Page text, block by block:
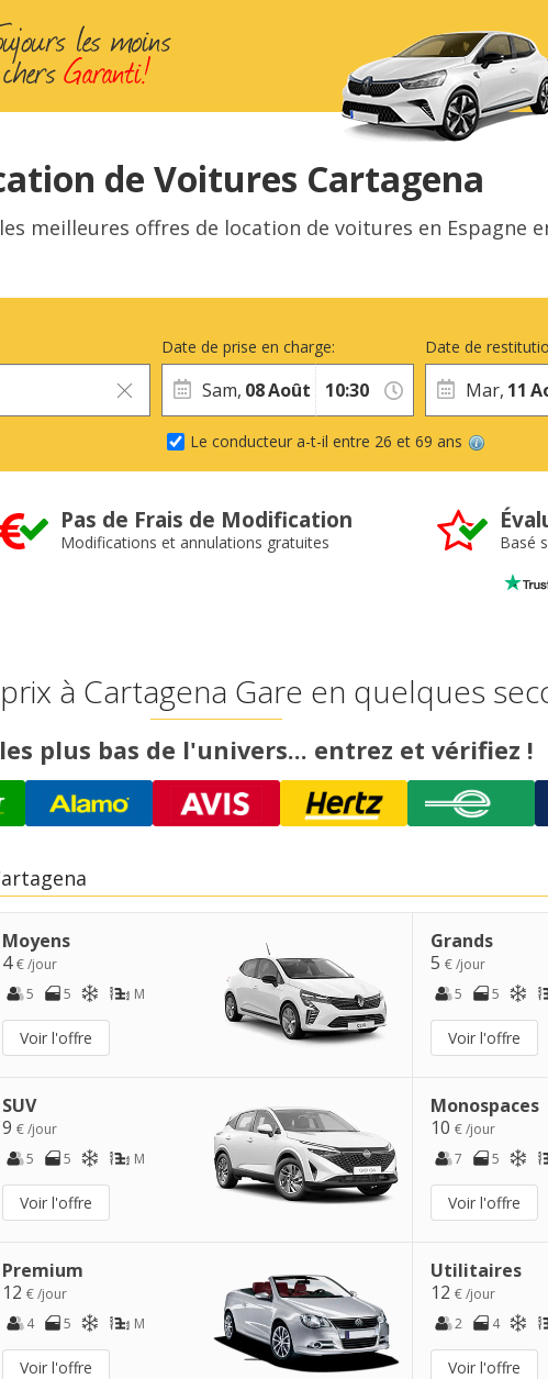
de Voitures Cartagena
meilleures offres de location de voitures en Espagne
Date de prise en charge:
Sam, 08Août
Date de
Mar, 11
Le conducteur a-t-il entre 26 et 69 ans
Pas de Frais de Modification
Modifications et annulations gratuites Basé
à Cartagena Gare en quelques
plus bas de l'univers... entrez et vérifiez !
Moyens
4€ /jour
5
5 M
Voir l'offre
Grands
5 € /jour
5
5
Voir l'offre
SUV
9€ /jour
5
5 M
Voir l'offre
Monospaces
10 € /jour
7
5
Voir l'offre
Premium
12€ /jour
4
5 M
Voir l'offre
Utilitaires
12 € /jour
2
4
Voir l'offre